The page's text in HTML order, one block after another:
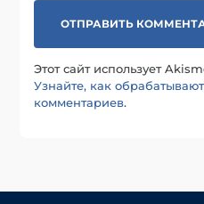
Этот сайт использует
Узнайте, как
комментариев.